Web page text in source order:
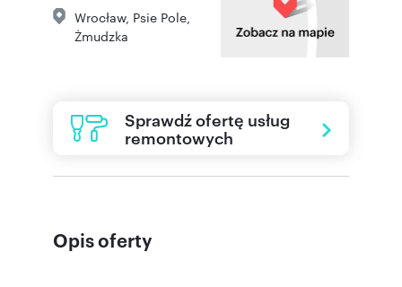
Wrocław, Psie Pole
Żmudzka
Sprawdź ofertę usług
remontowych
Opis oferty